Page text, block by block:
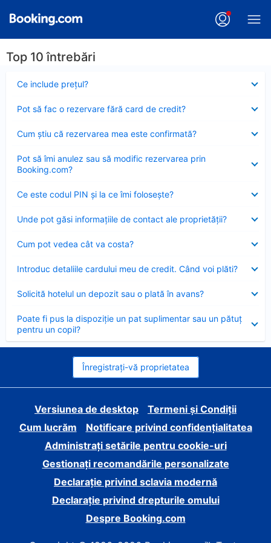
Top 10 întrebări
Ce include preţul?
închis
Pot să fac o rezervare fără card de credit?
închis
Cum ştiu că rezervarea mea este confirmată?
închis
Pot să îmi anulez sau să modific rezervarea prin
Booking.com?
închis
Ce este codul PIN şi la ce îmi foloseşte?
închis
Unde pot găsi informațiile de contact ale proprietății?
închis
Cum pot vedea cât va costa?
închis
Introduc detaliile cardului meu de credit. Când voi plăti?
închis
Solicită hotelul un depozit sau o plată în avans?
închis
Poate fi pus la dispoziție un pat suplimentar sau un pătuț
pentru un copil?
închis
Înregistrați-vă proprietatea
Versiunea de desktop
Termeni și Condiții
Cum lucrăm
Notificare privind confidențialitatea
Administrați setările pentru cookie-uri
Gestionați recomandările personalizate
Declarație privind sclavia modernă
Declarație privind drepturile omului
Despre Booking.com